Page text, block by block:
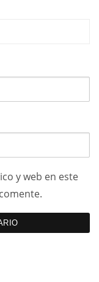
y web en este